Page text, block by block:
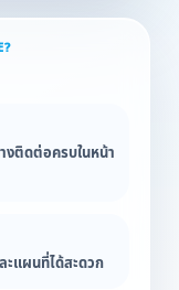
งติดต่อครบในหน้า
ะแผนที่ได้สะดวก